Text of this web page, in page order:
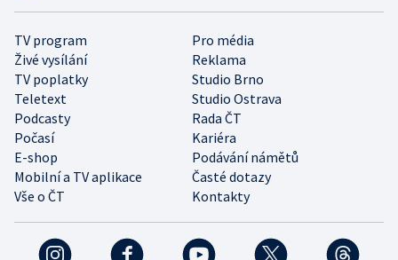
TV program
Pro média
Živé vysílání
Reklama
TV poplatky
Studio Brno
Teletext
Studio Ostrava
Podcasty
Rada ČT
Počasí
Kariéra
E-shop
Podávání námětů
Mobilní a TV aplikace
Časté dotazy
Vše o ČT
Kontakty